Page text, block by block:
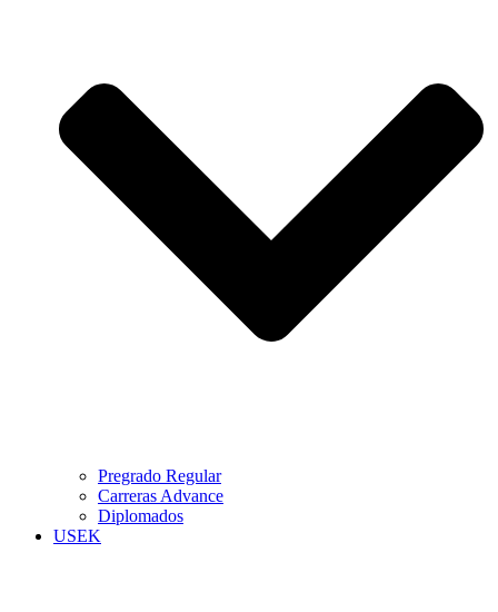
Pregrado Regular
Carreras Advance
Diplomados
USEK